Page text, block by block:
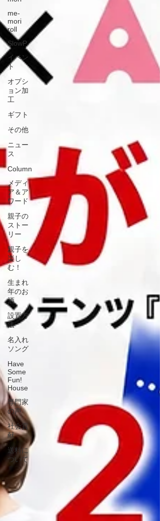
me-
mori
roll
SlowP
イベン
ト
オプシ
ョン加
工
ギフト
その他
ニュー
ス
Column
メディ
ア＆ア
ワード
親子の
ストー
リー
親子を
楽し
む！
生まれ
年のお
酒
設置方
法
名入れ
ソング
Have
Some
Fun!
House
専門家
の声
社会貢
献
送料に
ついて